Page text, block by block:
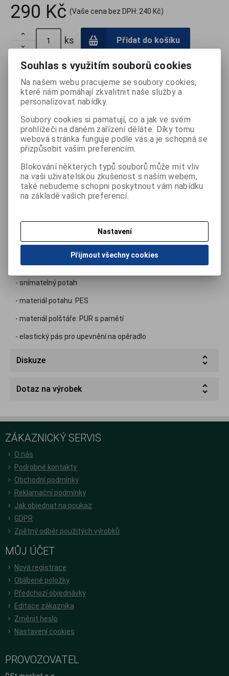
290 Kč (Vaše cena bez DPH: 240 Kč)


ks Přidat do košíku
Porovnat Tisk
Záruka (měsíců): 24 Termín dodání (dny):
Počet na skladě:1 ks
Podrobný popis
Opěrka je určena k účinné prevenci i terapii při bolestech
svalů a jejich relaxaci. Opěrka je vhodná do kancelářských
- rozměr: 11×29 cm
- snímatelný potah
- materiál potahu: PES
- materiál polštáře: PUR s pamětí
- elastický pás pro upevnění na opěradlo
Diskuze
Dotaz na výrobek
ZÁKAZNICKÝ SERVIS
O nás
Podrobné kontakty
Obchodní podmínky
Reklamační podmínky
Jak objednat na poukaz
GDPR
Zpětný odběr použitých výrobků
MŮJ ÚČET
Nová registrace
Oblíbené položky
Předchozí objednávky
Editace zákazníka
Změnit heslo
Nastavení cookies
PROVOZOVATEL
Souhlas s využitím souborů cookies
Na našem webu pracujeme se soubory cookies,
které nám pomáhají zkvalitnit naše služby a
personalizovat nabídky.
Soubory cookies si pamatují, co a jak ve svém
prohlížeči na daném zařízení děláte. Díky tomu
webová stránka funguje podle vás a je schopná se
přizpůsobit vašim preferencím.
Blokování některých typů souborů může mít vliv
na vaši uživatelskou zkušenost s naším webem,
také nebudeme schopni poskytnout vám nabídku
na základě vašich preferencí.
Nastavení
Přijmout všechny cookies